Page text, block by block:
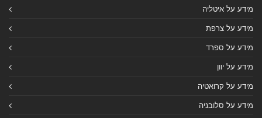
מידע על איטליה
מידע על צרפת
מידע על ספרד
מידע על יוון
מידע על קרואטיה
מידע על סלובניה